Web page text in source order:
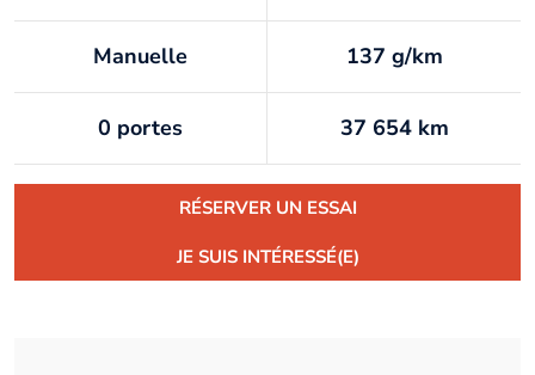
Manuelle 137 g/km
0 portes 37 654 km
RÉSERVER UN ESSAI
JE SUIS INTÉRESSÉ(E)